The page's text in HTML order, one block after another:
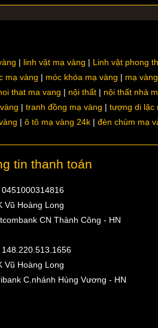
linh vật mạ vàng Linh vật phong
mạ vàng móc khóa mạ vàng mạ vàng
that ma vang nội thất nội thất nhà
tranh đồng mạ vàng tượng di lặc
ô tô mạ vàng 24k đèn chùm mạ
tin thanh toán
0451000314816
Vũ Hoàng Long
CN Thành Công - HN
148.220.513.1656
Vũ Hoàng Long
C.nhánh Hùng Vương - HN